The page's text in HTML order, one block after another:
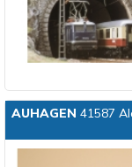
AUHAGEN 41587